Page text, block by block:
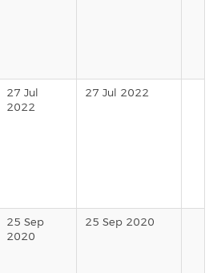
27 Jul
2022
27 Jul 2022
25 Sep
2020
25 Sep 2020